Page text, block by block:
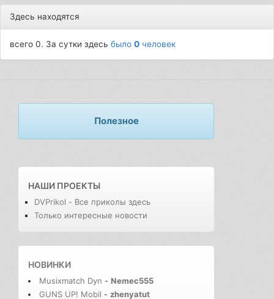
Здесь находятся
всего 0. За сутки здесьбыло0 человек
Полезное
НАШИ ПРОЕКТЫ
DVPrikol - Все приколы здесь
Только интересные новости
НОВИНКИ
Musixmatch Dyn - Nemec555
GUNS UP! Mobil - zhenyatut